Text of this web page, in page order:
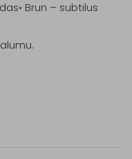
Brun – subtilus